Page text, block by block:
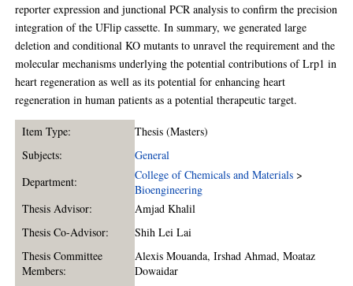
reporter expression and junctional PCR analysis to confirm the precision
integration of the UFlip cassette. In summary, we generated large
deletion and conditional KO mutants to unravel the requirement and the
molecular mechanisms underlying the potential contributions of Lrp1 in
heart regeneration as well as its potential for enhancing heart
regeneration in human patients as a potential therapeutic target.
Item Type:
Thesis (Masters)
Subjects:
General
Department:
College of Chemicals and Materials >
Bioengineering
Thesis Advisor:
Amjad Khalil
Thesis Co-Advisor:
Shih Lei Lai
Thesis Committee
Members:
Alexis Mouanda,Irshad Ahmad,Moataz
Dowaidar